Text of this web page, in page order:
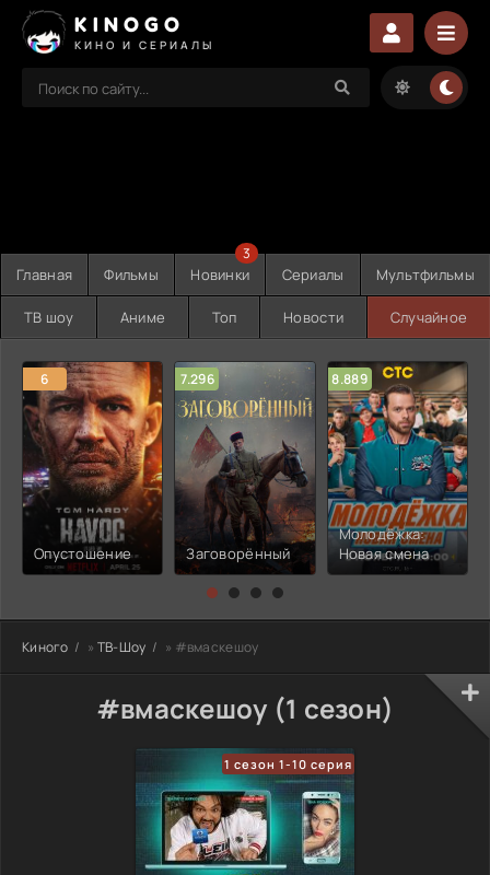
KINOGO
КИНО И СЕРИАЛЫ
Главная Фильмы Новинки
3
Сериалы Мультфильмы
ТВ шоу Аниме Топ Новости Случайное
6
Опустошение
7.296
Заговорённый
8.889
Молодёжка:
Новая смена
Киного » ТВ-Шоу » #вмаскешоу
#вмаскешоу (1 сезон)
1 сезон 1-10 серия